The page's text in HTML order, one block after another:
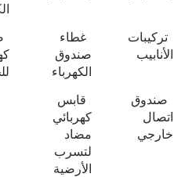
تركيبات
الأنابيب
غطاء
صندوق
الكهرباء
صندوق
اتصال
خارجي
قابس
كهربائي
مضاد
لتسرب
الأرضية